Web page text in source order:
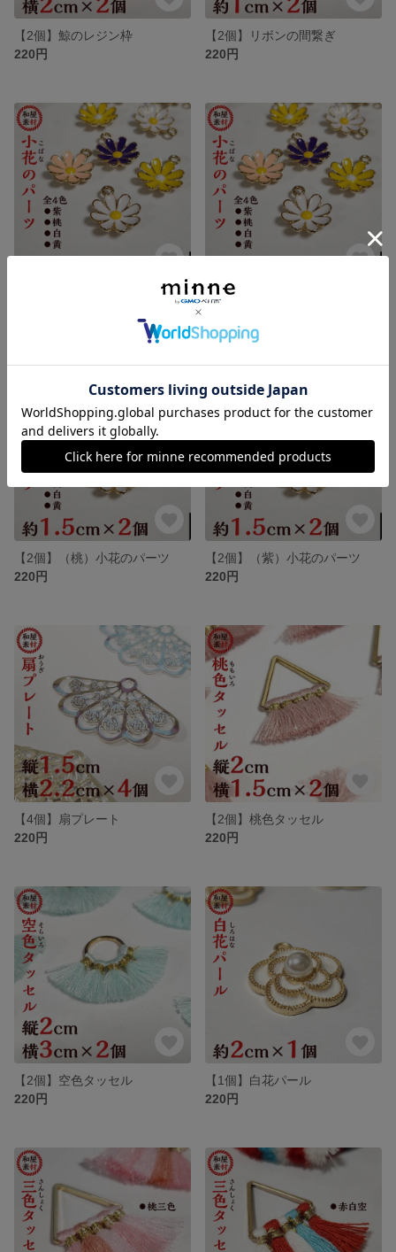
【2個】鯨のレジン枠
220円
【2個】リボンの間繋ぎ
220円
【2個】（黄）小花のパーツ
【2個】（白）小花のパーツ
【2個】（桃）小花のパーツ
220円
【2個】（紫）小花のパーツ
220円
【4個】扇プレート
220円
【2個】桃色タッセル
220円
【2個】空色タッセル
220円
【1個】白花パール
220円